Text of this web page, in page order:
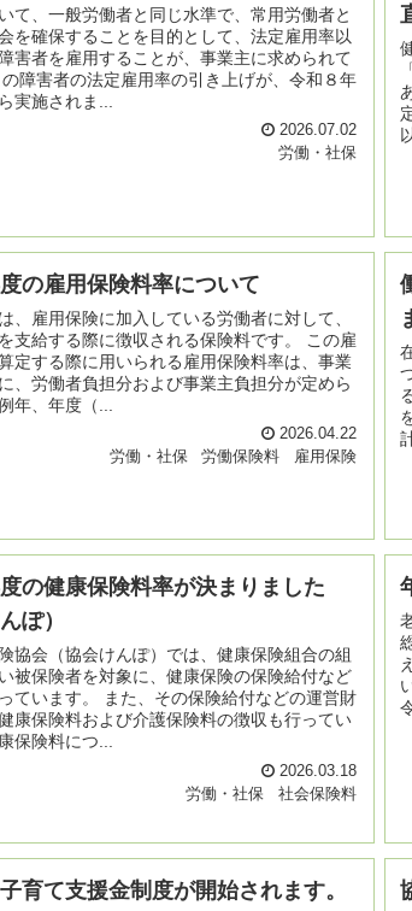
て、一般労働者と同じ水準で、常用労働者と
を確保することを目的として、法定雇用率以
害者を雇用することが、事業主に求められて
障害者の法定雇用率の引き上げが、令和８年
実施されま...
2026.07.02
労働・社保
の雇用保険料率について
、雇用保険に加入している労働者に対して、
支給する際に徴収される保険料です。 この雇
定する際に用いられる雇用保険料率は、事業
、労働者負担分および事業主負担分が定めら
年、年度（...
2026.04.22
労働・社保
労働保険料 雇用保険
の健康保険料率が決まりました
ぽ）
協会（協会けんぽ）では、健康保険組合の組
被保険者を対象に、健康保険の保険給付など
ています。 また、その保険給付などの運営財
康保険料および介護保険料の徴収も行ってい
保険料につ...
2026.03.18
労働・社保
社会保険料
育て支援金制度が開始されます。